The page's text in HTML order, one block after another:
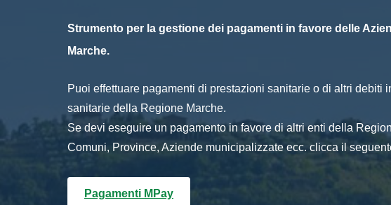
Strumento per la gestione dei pagamenti in favore delle
Marche.
Puoi effettuare pagamenti di prestazioni sanitarie o di altri debiti
sanitarie della Regione Marche.
Se devi eseguire un pagamento in favore di altri enti della
Comuni, Province, Aziende municipalizzate ecc. clicca il
Pagamenti MPay